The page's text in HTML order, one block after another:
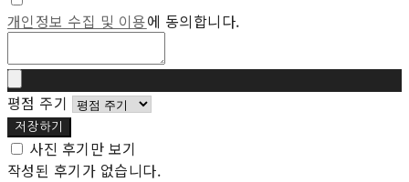
개인정보 수집 및 이용에 동의합니다.
평점 주기
저장하기
사진 후기만 보기
작성된 후기가 없습니다.